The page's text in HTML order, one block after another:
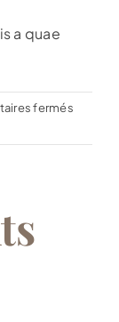
a quae
ferméssur